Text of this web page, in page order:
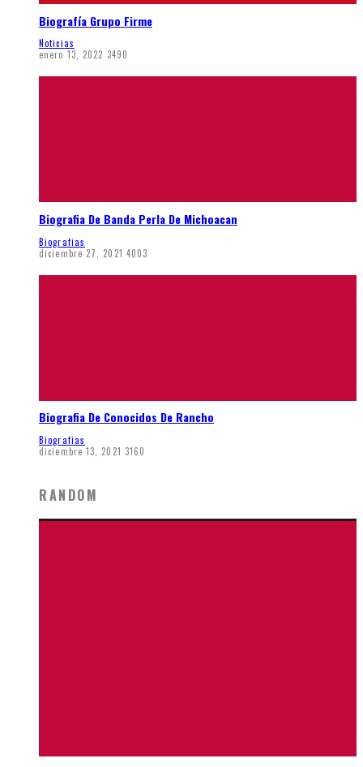
Biografía Grupo Firme
Noticias
enero 13, 2022 3490
Biografia De Banda Perla De Michoacan
Biografias
diciembre 27, 2021 4003
Biografia De Conocidos De Rancho
Biografias
diciembre 13, 2021 3160
RANDOM